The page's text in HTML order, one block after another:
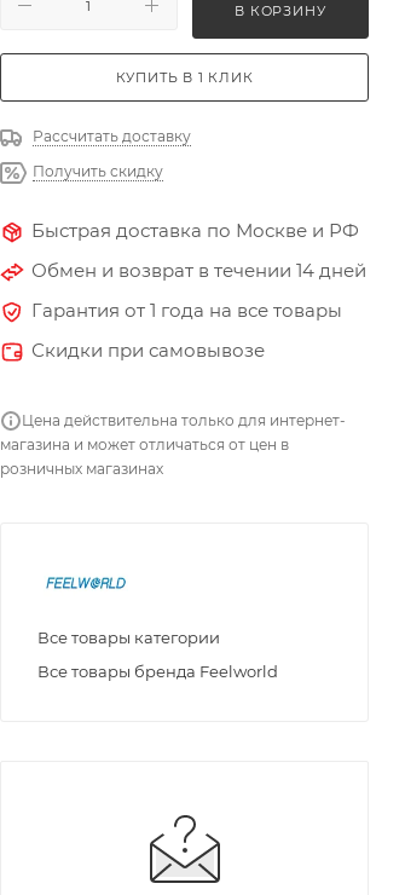
В КОРЗИНУ
КУПИТЬ В 1 КЛИК
Рассчитать доставку
Получить скидку
Быстрая доставка по Москве и РФ
Обмен и возврат в течении 14 дней
Гарантия от 1 года на все товары
Скидки при самовывозе
Цена действительна только для интернет-
магазина и может отличаться от цен в
розничных магазинах
Все товары категории
Все товары бренда Feelworld